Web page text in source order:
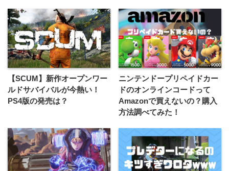
【SCUM】新作オープンワー
ルドサバイバルが今熱い！
PS4版の発売は？
ニンテンドープリペイドカー
ドのオンラインコードって
Amazonで買えないの？購入
方法調べてみた！